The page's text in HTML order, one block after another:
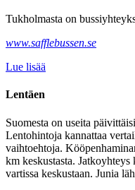
Tukholmasta on
www.safflebussen.se
Lue lisää
Lentäen
Suomesta on useita
Lentohintoja kannattaa
vaihtoehtoja.
km keskustasta.
vartissa keskustaan. Junia